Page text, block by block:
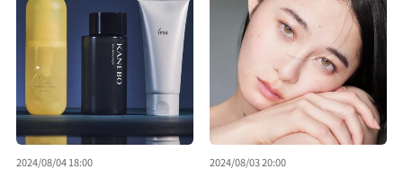
2024/08/04 18:00 2024/08/03 20:00